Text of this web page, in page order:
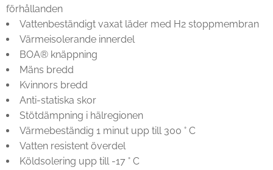
förhållanden
Vattenbeständigt vaxat läder med H2 stoppmembran
Värmeisolerande innerdel
BOA® knäppning
Mäns bredd
Kvinnors bredd
Anti-statiska skor
Stötdämpning i hälregionen
Värmebeständig 1 minut upp till 300 ° C
Vatten resistent överdel
Köldsolering upp till -17 ° C